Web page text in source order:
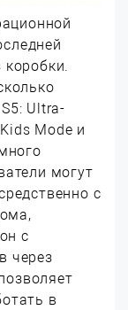
коробки.
Ultra-
Mode и
могут
с
с
через
в